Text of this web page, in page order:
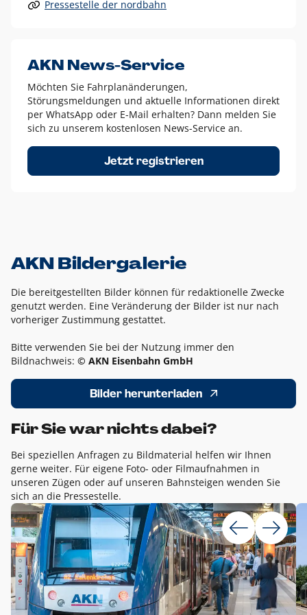
Alle anderen Logo-Varianten dürfen nur in Ausnahmefällen
Diese Ausnahmen sind zum Beispiel:
dem AKN Blau,
weißes Logo auf Fotohintergründen,
schwarzes Logo für reine Schwarz-Weiß-Umsetzungen
Um das Logo herum muss ein Schutzraum von jeweils einer
Höhe bzw. Breite des N aus AKN in alle Richtungen
Pressestelle der nordbahn
AKN News-Service
Möchten Sie Fahrplanänderungen,
Störungsmeldungen und aktuelle Informationen direkt
per WhatsApp oder E-Mail erhalten? Dann melden Sie
sich zu unserem kostenlosen News-Service an.
Jetzt registrieren
AKN Bildergalerie
Die bereitgestellten Bilder können für redaktionelle Zwecke
genutzt werden. Eine Veränderung der Bilder ist nur nach
vorheriger Zustimmung gestattet.
Bitte verwenden Sie bei der Nutzung immer den
Bildnachweis: © AKN Eisenbahn GmbH
Bilder herunterladen
Für Sie war nichts dabei?
Bei speziellen Anfragen zu Bildmaterial helfen wir Ihnen
gerne weiter. Für eigene Foto- oder Filmaufnahmen in
unseren Zügen oder auf unseren Bahnsteigen wenden Sie
sich an die Pressestelle.